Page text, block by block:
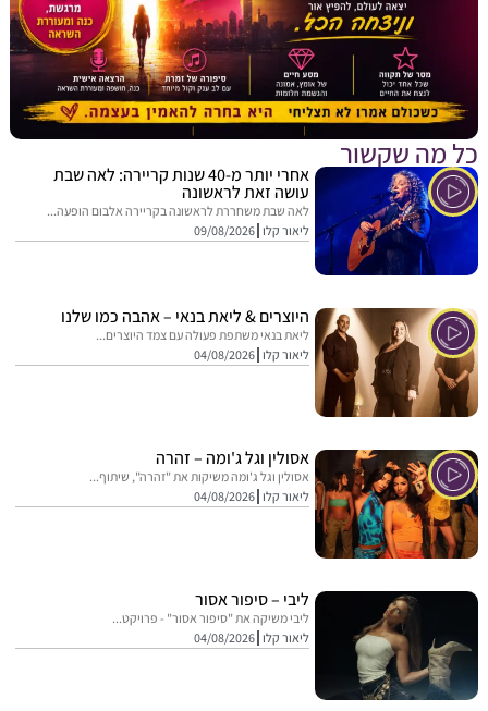
שקשור
אחרי יותר מ-40 שנות קריירה: לאה שבת
עושה זאת לראשונה
לאה שבת משחררת לראשונה בקריירה אלבום הופעה...
ליאור קלו 09/08/2026
היוצרים & ליאת בנאי – אהבה כמו שלנו
ליאת בנאי משתפת פעולה עם צמד היוצרים...
ליאור קלו 04/08/2026
אסולין וגל ג'ומה – זהרה
אסולין וגל ג'ומה משיקות את "זהרה", שיתוף...
ליאור קלו 04/08/2026
ליבי – סיפור אסור
ליבי משיקה את "סיפור אסור" - פרויקט...
ליאור קלו 04/08/2026